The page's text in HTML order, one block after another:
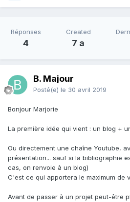
Réponses
4
Created
7 a
B. Majour
Posté(e) le 30 avril 2019
Bonjour Marjorie
La première idée qui vient : un blog +
Ou directement une chaîne Youtube,
présentation... sauf si la bibliographie
cas, on renvoie à un blog)
C'est ce qui apportera le maximum de
Avant de passer à un projet peut-être